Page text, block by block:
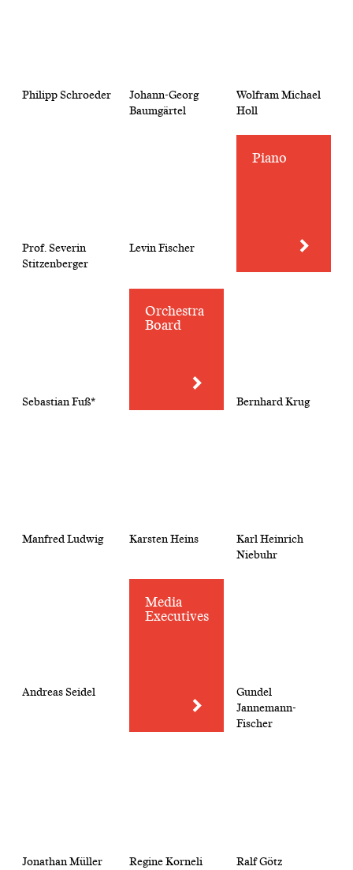
Philipp Schroeder
Johann-Georg
Baumgärtel
Wolfram Michael
Holl
Prof. Severin
Stitzenberger
Levin Fischer
Piano
Sebastian Fuß*
Orchestra
Board
Bernhard Krug
Manfred Ludwig Karsten Heins
Karl Heinrich
Niebuhr
Andreas Seidel
Media
Executives
Gundel
Jannemann-
Fischer
Jonathan Müller Regine Korneli Ralf Götz